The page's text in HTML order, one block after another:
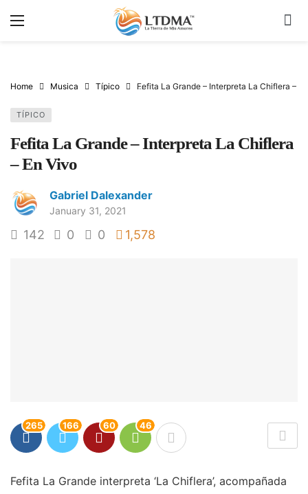
Home Musica Típico Fefita La Grande – Interpreta La Chiflera –
TÍPICO
Fefita La Grande – Interpreta La Chiflera
– En Vivo
Gabriel Dalexander
January 31, 2021
142 0 0 1,578
265 166 60 46
Fefita La Grande interpreta ‘La Chiflera’, acompañada